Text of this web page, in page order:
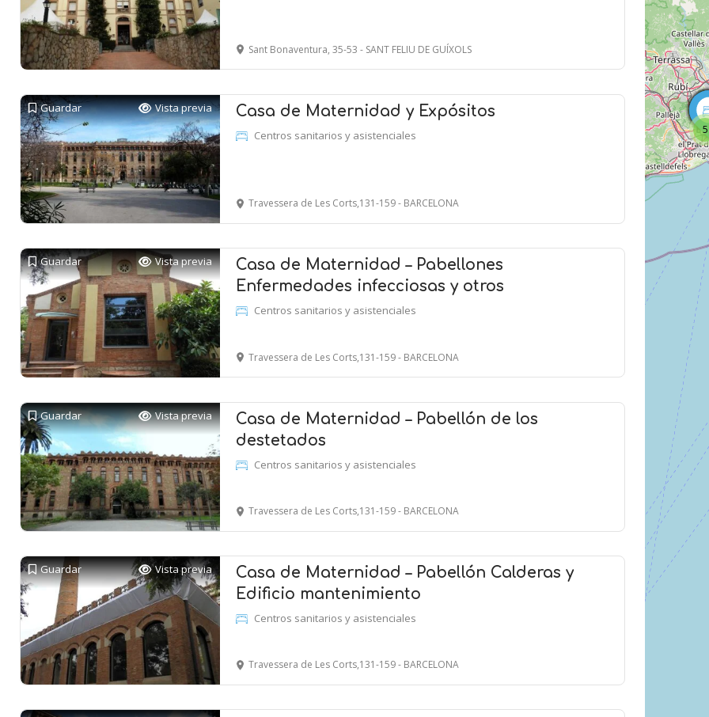
5
Sant Bonaventura, 35-53 - SANT FELIU DE GUÍXOLS
Guardar Vista previa Casa de Maternidad y Expósitos
Centros sanitarios y asistenciales
Travessera de Les Corts,131-159 - BARCELONA
Guardar Vista previa
Casa de Maternidad – Pabellones
Enfermedades infecciosas y otros
Centros sanitarios y asistenciales
Travessera de Les Corts,131-159 - BARCELONA
Guardar Vista previa
Casa de Maternidad – Pabellón de los
destetados
Centros sanitarios y asistenciales
Travessera de Les Corts,131-159 - BARCELONA
Guardar Vista previa
Casa de Maternidad – Pabellón Calderas y
Edificio mantenimiento
Centros sanitarios y asistenciales
Travessera de Les Corts,131-159 - BARCELONA